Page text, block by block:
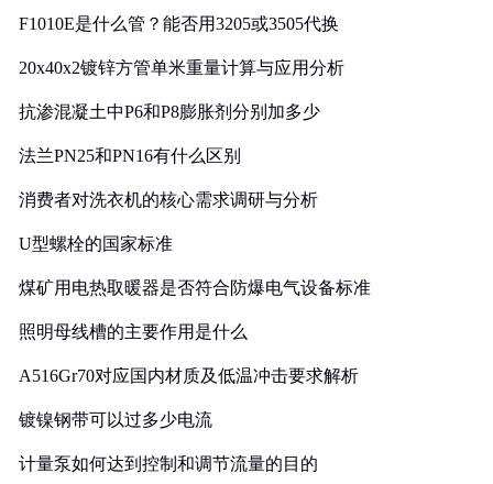
F1010E是什么管？能否用3205或3505代换
20x40x2镀锌方管单米重量计算与应用分析
抗渗混凝土中P6和P8膨胀剂分别加多少
法兰PN25和PN16有什么区别
消费者对洗衣机的核心需求调研与分析
U型螺栓的国家标准
煤矿用电热取暖器是否符合防爆电气设备标准
照明母线槽的主要作用是什么
A516Gr70对应国内材质及低温冲击要求解析
镀镍钢带可以过多少电流
计量泵如何达到控制和调节流量的目的